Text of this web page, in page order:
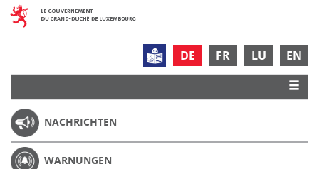
DE FR LU EN
NACHRICHTEN
WARNUNGEN